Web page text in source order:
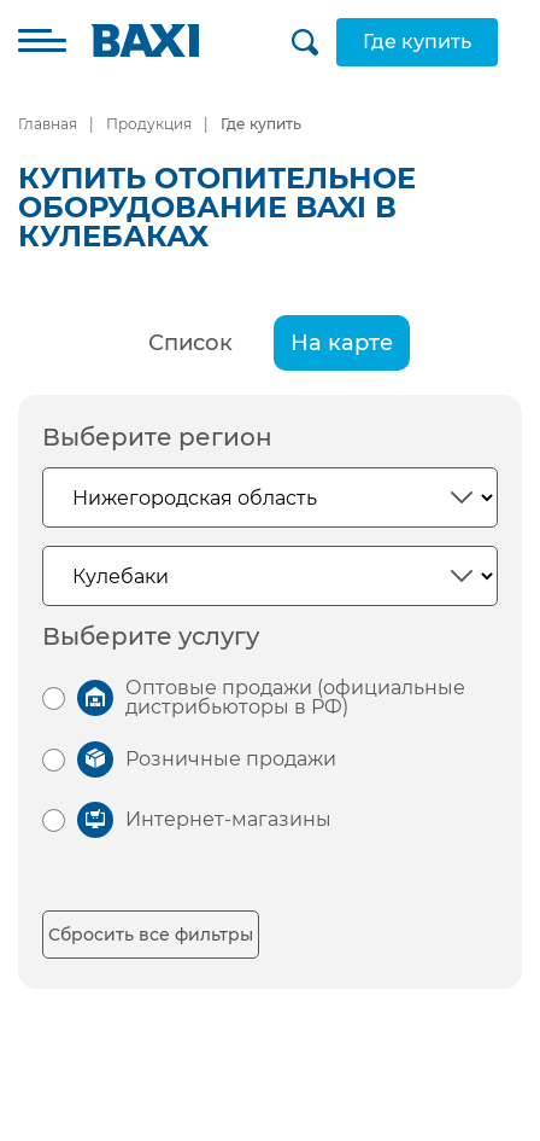
Где купить
Главная Продукция Где купить
КУПИТЬ ОТОПИТЕЛЬНОЕ
ОБОРУДОВАНИЕ BAXI В
КУЛЕБАКАХ
Список На карте
Выберите регион
Выберите услугу
Оптовые продажи (официальные
дистрибьюторы в РФ)
Розничные продажи
Интернет-магазины
Сбросить все фильтры